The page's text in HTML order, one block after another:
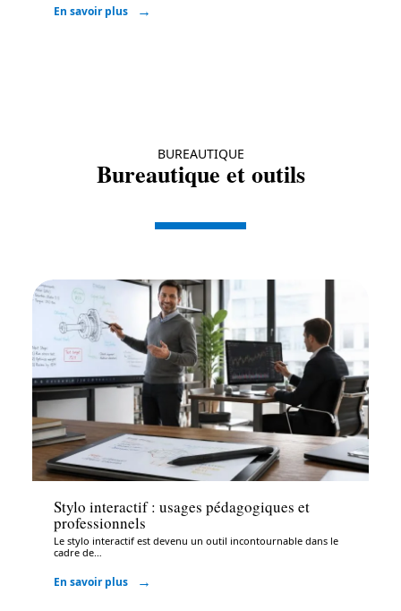
En savoir plus
BUREAUTIQUE
Bureautique et outils
Bureautique
Stylo interactif : usages pédagogiques et
professionnels
Le stylo interactif est devenu un outil incontournable dans le
cadre de…
En savoir plus